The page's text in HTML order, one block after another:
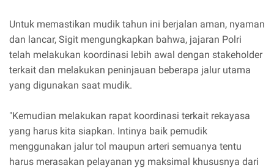
Untuk memastikan mudik tahun ini berjalan aman, nyaman
dan lancar, Sigit mengungkapkan bahwa, jajaran Polri
telah melakukan koordinasi lebih awal dengan stakeholder
terkait dan melakukan peninjauan beberapa jalur utama
yang digunakan saat mudik.
"Kemudian melakukan rapat koordinasi terkait rekayasa
yang harus kita siapkan. Intinya baik pemudik
menggunakan jalur tol maupun arteri semuanya tentu
harus merasakan pelayanan yg maksimal khususnya dari